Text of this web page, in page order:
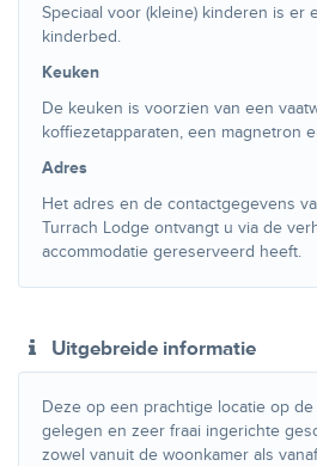
Speciaal voor (kleine) kinderen is er
kinderbed.
Keuken
De keuken is voorzien van een
koffiezetapparaten, een magnetron
Adres
Het adres en de contactgegevens
Turrach Lodge ontvangt u via de
accommodatie gereserveerd heeft.
Uitgebreide informatie
Deze op een prachtige locatie op
gelegen en zeer fraai ingerichte
zowel vanuit de woonkamer als